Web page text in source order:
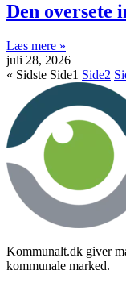
Den oversete
Læs mere »
juli 28, 2026
« Sidste Side1 Side2
Kommunalt.dk giver
kommunale marked.